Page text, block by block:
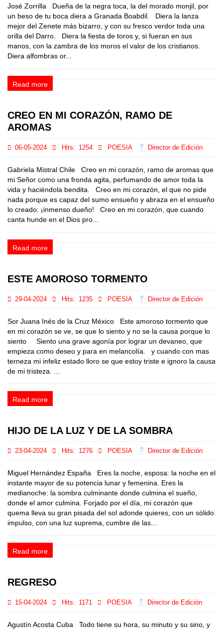
José Zorrilla Dueña de la negra toca, la del morado monjil, por
un beso de tu boca diera a Granada Boabdil. Diera la lanza
mejor del Zenete más bizarro, y con su fresco verdor toda una
orilla del Darro. Diera la fiesta de toros y, si fueran en sus
manos, con la zambra de los moros el valor de los cristianos.
Diera alfombras or...
Read more
CREO EN MI CORAZÓN, RAMO DE
AROMAS
06-05-2024 Hits: 1254 POESIA Director de Edición
Gabriela Mistral Chile Creo en mi corazón, ramo de aromas que
mi Señor como una fronda agita, perfumando de amor toda la
vida y haciéndola bendita. Creo en mi corazón, el que no pide
nada porque es capaz del sumo ensueño y abraza en el ensueño
lo creado: ¡inmenso dueño! Creo en mi corazón, que cuando
canta hunde en el Dios pro...
Read more
ESTE AMOROSO TORMENTO
29-04-2024 Hits: 1235 POESIA Director de Edición
Sor Juana Inés de la Cruz México Este amoroso tormento que
en mi corazón se ve, se que lo siento y no se la causa porque lo
siento Siento una grave agonía por lograr un devaneo, que
empieza como deseo y para en melancolía. y cuando con mas
terneza mi infeliz estado lloro se que estoy triste e ignoro la causa
de mi tristeza. ...
Read more
HIJO DE LA LUZ Y DE LA SOMBRA
23-04-2024 Hits: 1276 POESIA Director de Edición
Miguel Hernández España Eres la noche, esposa: la noche en el
instante mayor de su potencia lunar y femenina. Eres la
medianoche: la sombra culminante donde culmina el sueño,
donde el amor culmina. Forjado por el día, mi corazón que
quema lleva su gran pisada del sol adonde quieres, con un sólido
impulso, con una luz suprema, cumbre de las...
Read more
REGRESO
15-04-2024 Hits: 1171 POESIA Director de Edición
Agustín Acosta Cuba Todo tiene su hora, su minuto y su sino, y